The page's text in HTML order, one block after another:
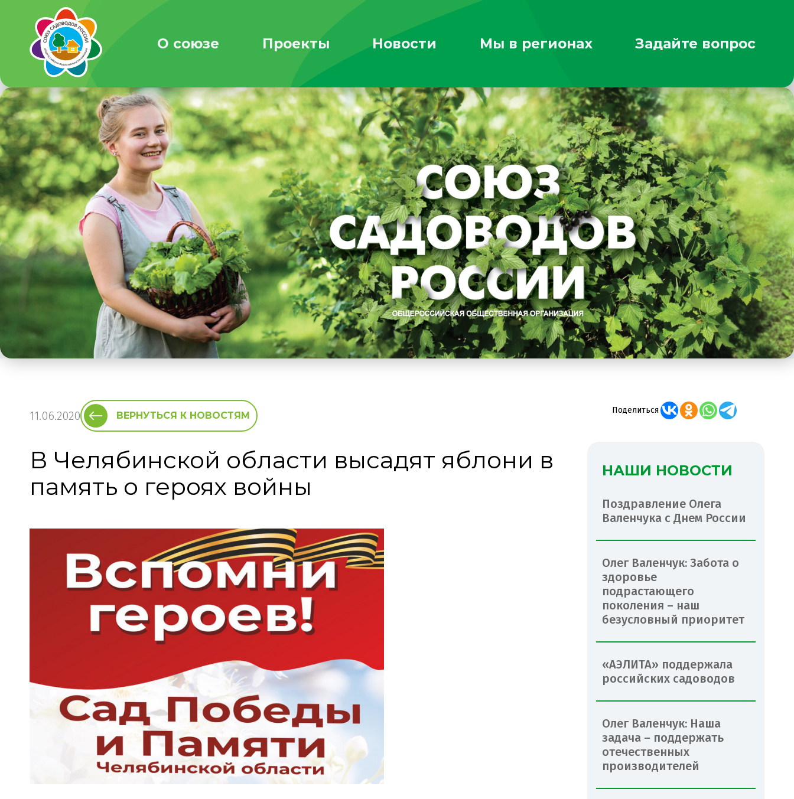
О союзе Проекты Новости Мы в регионах Задайте вопрос
11.06.2020 ВЕРНУТЬСЯ К НОВОСТЯМ
В Челябинской области высадят яблони в
память о героях войны
Поделиться
НАШИ НОВОСТИ
Поздравление Олега
Валенчука с Днем России
Олег Валенчук: Забота о
здоровье
подрастающего
поколения – наш
безусловный приоритет
«АЭЛИТА» поддержала
российских садоводов
Олег Валенчук: Наша
задача – поддержать
отечественных
производителей